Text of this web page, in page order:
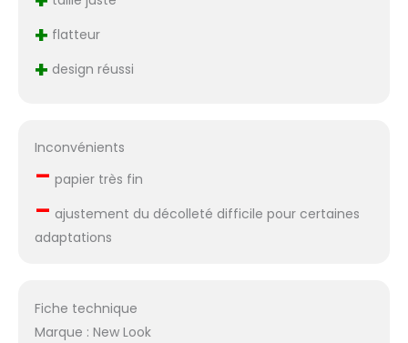
+ flatteur
+ design réussi
Inconvénients
– papier très fin
– ajustement du décolleté difficile pour certaines
adaptations
Fiche technique
Marque : New Look